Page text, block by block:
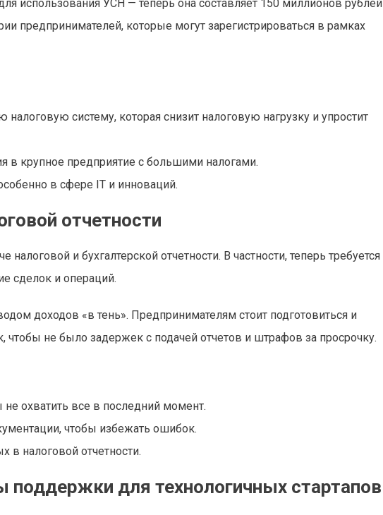
использования УСН — теперь она составляет 150 миллионов рублей
предпринимателей, которые могут зарегистрироваться в рамках
систему, которая снизит налоговую нагрузку и упростит
в крупное предприятие с большими налогами.
в сфере IT и инноваций.
отчетности
и бухгалтерской отчетности. В частности, теперь требуется
сделок и операций.
доходов «в тень». Предпринимателям стоит подготовиться и
чтобы не было задержек с подачей отчетов и штрафов за просрочку.
не охватить все в последний момент.
чтобы избежать ошибок.
в налоговой отчетности.
для технологичных стартапов